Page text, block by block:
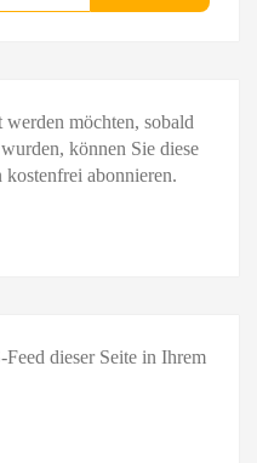
möchten, sobald
können Sie diese
abonnieren.
dieser Seite in Ihrem